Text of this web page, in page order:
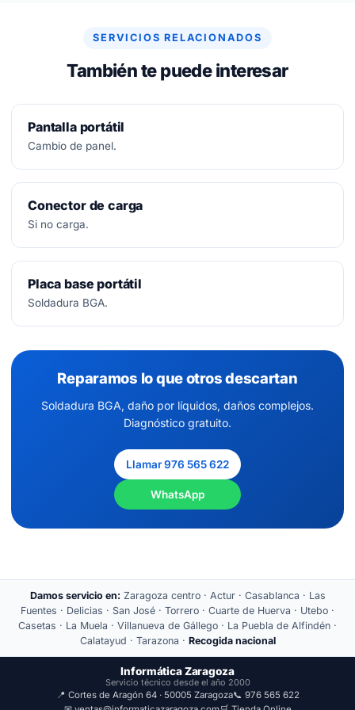
SERVICIOS RELACIONADOS
También te puede interesar
Pantalla portátil
Cambio de panel.
Conector de carga
Si no carga.
Placa base portátil
Soldadura BGA.
Reparamos lo que otros descartan
Soldadura BGA, daño por líquidos, daños complejos.
Diagnóstico gratuito.
Llamar 976 565 622
WhatsApp
Damos servicio en: Zaragoza centro · Actur · Casablanca · Las
Fuentes · Delicias · San José · Torrero · Cuarte de Huerva · Utebo ·
Casetas · La Muela · Villanueva de Gállego · La Puebla de Alfindén ·
Calatayud · Tarazona · Recogida nacional
Informática Zaragoza
Servicio técnico desde el año 2000
📍 Cortes de Aragón 64 · 50005 Zaragoza📞 976 565 622